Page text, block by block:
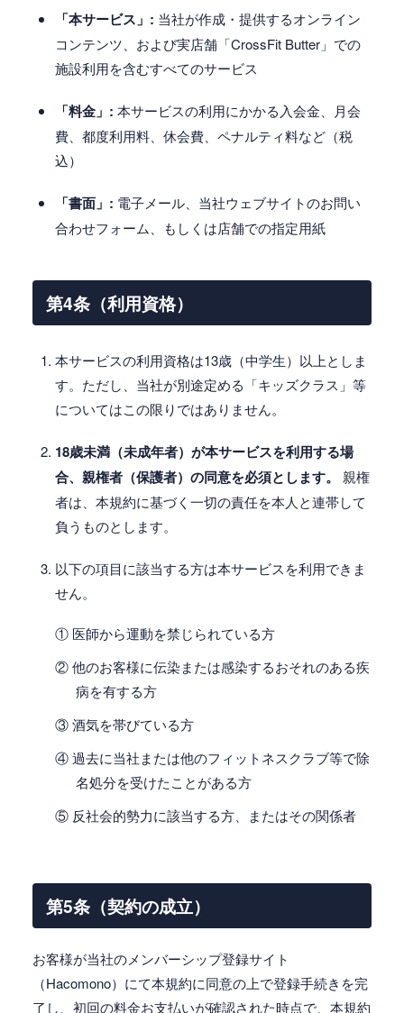
「本サービス」: 当社が作成・提供するオンライン
コンテンツ、および実店舗「CrossFit Butter」での
施設利用を含むすべてのサービス
「料金」: 本サービスの利用にかかる入会金、月会
費、都度利用料、休会費、ペナルティ料など（税
込）
「書面」: 電子メール、当社ウェブサイトのお問い
合わせフォーム、もしくは店舗での指定用紙
第4条（利用資格）
本サービスの利用資格は13歳（中学生）以上としま
す。ただし、当社が別途定める「キッズクラス」等
についてはこの限りではありません。
18歳未満（未成年者）が本サービスを利用する場
合、親権者（保護者）の同意を必須とします。
親権
者は、本規約に基づく一切の責任を本人と連帯して
負うものとします。
以下の項目に該当する方は本サービスを利用できま
せん。
① 医師から運動を禁じられている方
② 他のお客様に伝染または感染するおそれのある疾
病を有する方
③ 酒気を帯びている方
④ 過去に当社または他のフィットネスクラブ等で除
名処分を受けたことがある方
⑤ 反社会的勢力に該当する方、またはその関係者
第5条（契約の成立）
お客様が当社のメンバーシップ登録サイト
（Hacomono）にて本規約に同意の上で登録手続きを完
了し、初回の料金お支払いが確認された時点で、本規約